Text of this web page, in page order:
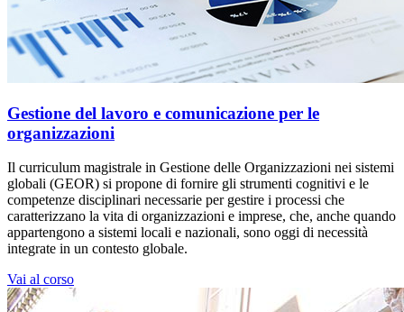
Gestione del lavoro e comunicazione per le
organizzazioni
Il curriculum magistrale in Gestione delle Organizzazioni nei sistemi
globali (GEOR) si propone di fornire gli strumenti cognitivi e le
competenze disciplinari necessarie per gestire i processi che
caratterizzano la vita di organizzazioni e imprese, che, anche quando
appartengono a sistemi locali e nazionali, sono oggi di necessità
integrate in un contesto globale.
Vai al corso